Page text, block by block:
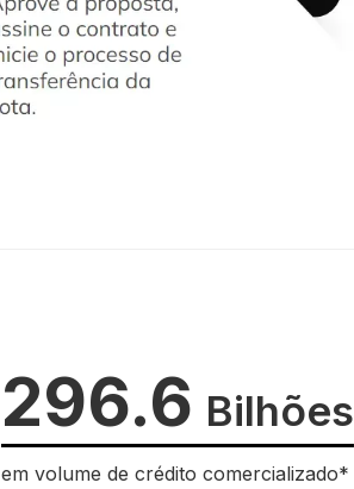
296.6 Bilhões
em volume de crédito comercializado*